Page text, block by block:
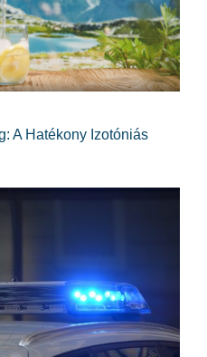
A Hatékony Izotóniás